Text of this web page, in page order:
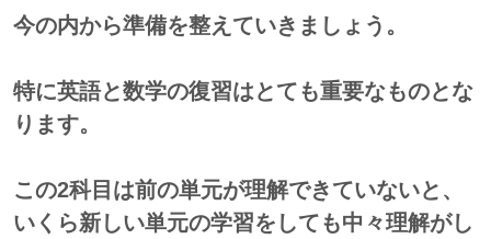
今の内から準備を整えていきましょう。
特に英語と数学の復習はとても重要なものとな
ります。
この2科目は前の単元が理解できていないと、
いくら新しい単元の学習をしても中々理解がし